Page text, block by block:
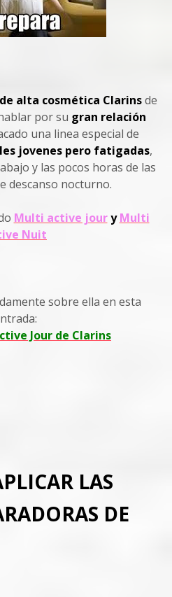
alta cosmética Clarinsde
por su gran relación
una linea especial de
jovenes pero fatigadas,
y las pocos horas de las
descanso nocturno.
Multi active jour y Multi
Nuit
sobre ella en esta
Jour de Clarins
LAS
DE